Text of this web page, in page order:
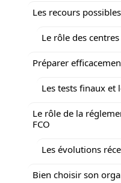
Les recours
Le rôle des
Préparer
Les tests finaux et
Le rôle de la
FCO
Les évolutions
Bien choisir son